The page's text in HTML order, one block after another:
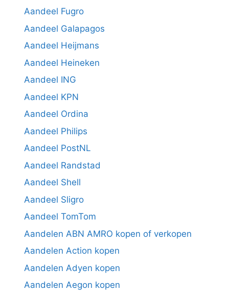
Aandeel Fugro
Aandeel Galapagos
Aandeel Heijmans
Aandeel Heineken
Aandeel ING
Aandeel KPN
Aandeel Ordina
Aandeel Philips
Aandeel PostNL
Aandeel Randstad
Aandeel Shell
Aandeel Sligro
Aandeel TomTom
Aandelen ABN AMRO kopen of verkopen
Aandelen Action kopen
Aandelen Adyen kopen
Aandelen Aegon kopen